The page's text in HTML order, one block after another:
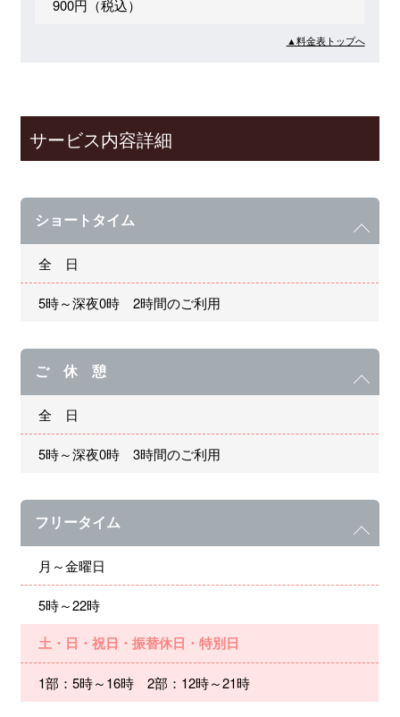
900円（税込）
▲料金表トップへ
サービス内容詳細
ショートタイム
全 日
5時～深夜0時 2時間のご利用
ご 休 憩
全 日
5時～深夜0時 3時間のご利用
フリータイム
月～金曜日
5時～22時
土・日・祝日・振替休日・特別日
1部：5時～16時 2部：12時～21時